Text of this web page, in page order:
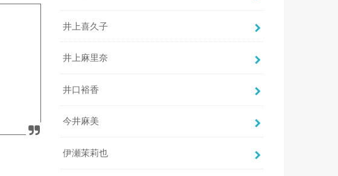
井上喜久子
井上麻里奈
井口裕香
今井麻美
伊瀬茉莉也